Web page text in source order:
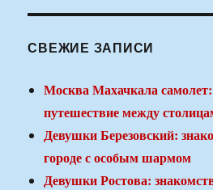
СВЕЖИЕ ЗАПИСИ
Москва Махачкала
путешествие между
Девушки Березовский:
городе с особым шармом
Девушки Ростова: